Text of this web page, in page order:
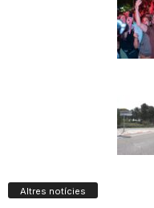
Altres notícies